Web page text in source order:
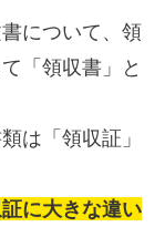
について、領
「領収書」と
は「領収証」
に大きな違い